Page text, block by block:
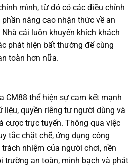
mình, từ đó có các điều chỉnh
nâng cao nhận thức về an
cái luôn khuyến khích khách
phát hiện bất thường để cùng
toàn hơn nữa.
CM88 thể hiện sự cam kết mạnh
liệu, quyền riêng tư người dùng và
cược trực tuyến. Thông qua việc
tắc chặt chẽ, ứng dụng công
nhiệm của người chơi, nền
trường an toàn, minh bạch và phát